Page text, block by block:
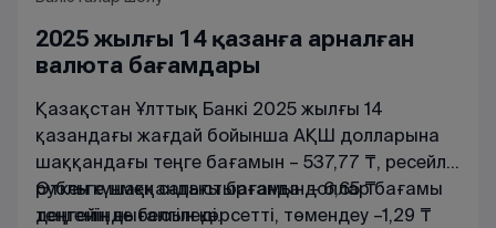
2025 жылғы 14 қазанға арналған
валюта бағамдары
Қазақстан Ұлттық Банкі 2025 жылғы 14
қазандағы жағдай бойынша АҚШ долларына
шаққандағы теңге бағамын – 537,77 ₸, ресейлік
рубльге шаққандағы бағамын – 6,65 ₸
деңгейінде белгіледі.
Өткен күнмен салыстырғанда доллар бағамы
теңгенің нығаюын көрсетті, төмендеу –1,29 ₸